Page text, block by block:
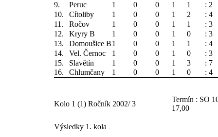
9.
Peruc 1 0 0 1 1
: 2
10.
Cítoliby 1 0 0 1 2
: 4
11.
Ročov 1 0 0 1 1
: 3
12.
Kryry B 1 0 0 1 0
: 3
13.
Domoušice B1 0 0 1 1
: 4
14.
Vel. Černoc 1 0 0 1 0
: 3
15.
Slavětín 1 0 0 1 3
: 7
16.
Chlumčany 1 0 0 1 0 : 4
Kolo 1 (1) Ročník 2002/ 3
Termín : SO
17,00
Výsledky 1. kola